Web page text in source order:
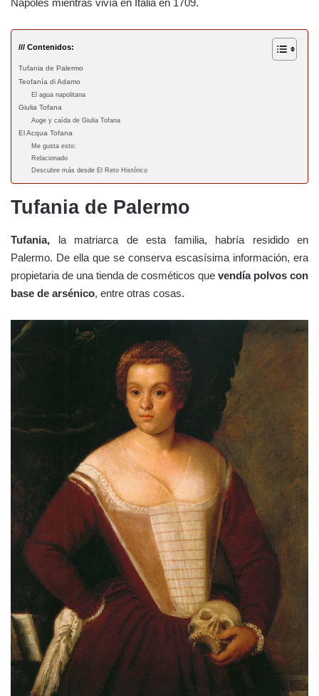
Nápoles mientras vivía en Italia en 1709.
/// Contenidos:
Tufania de Palermo
Teofanía di Adamo
El agua napolitana
Giulia Tofana
Auge y caída de Giulia Tofana
El Acqua Tofana
Me gusta esto:
Relacionado
Descubre más desde El Reto Histórico
Tufania de Palermo
Tufania, la matriarca de esta familia, habría residido en
Palermo. De ella que se conserva escasísima información, era
propietaria de una tienda de cosméticos que vendía polvos con
base de arsénico, entre otras cosas.